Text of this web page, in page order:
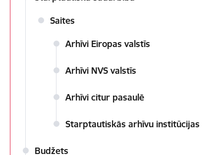
Saites
Arhīvi Eiropas valstīs
Arhīvi NVS valstīs
Arhīvi citur pasaulē
Starptautiskās arhīvu institūcijas
Budžets